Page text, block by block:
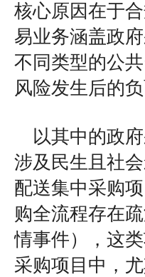
核心原因在于
易业务涵盖政
不同类型的公
风险发生后的
以其中的政
涉及民生且社
配送集中采购
购全流程存在
情事件），这
采购项目中，